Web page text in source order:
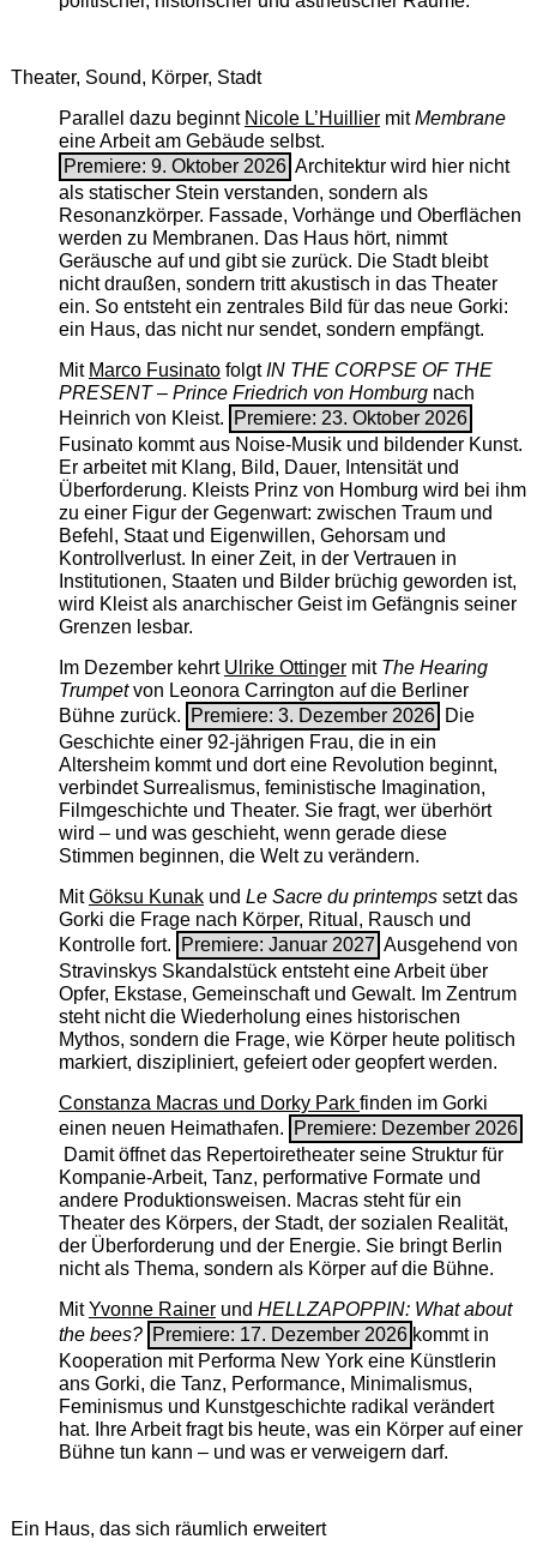
Theater, Sound, Körper, Stadt
Parallel dazu beginnt Nicole L’Huilliermit ­Membrane
eine Arbeit am Gebäude selbst.
Premiere: 9. Oktober 2026 Architektur wird hier nicht
als statischer Stein verstanden, sondern als
Resonanzkörper. Fassade, Vorhänge und Oberflächen
werden zu Membranen. Das Haus hört, nimmt
Geräusche auf und gibt sie zurück. Die Stadt bleibt
nicht draußen, sondern tritt akustisch in das Theater
ein. So entsteht ein zentrales Bild für das neue Gorki:
ein Haus, das nicht nur sendet, sondern empfängt.
Mit Marco FusinatofolgtIN THE CORPSE OF THE
PRESENT – Prince Friedrich von Homburgnach
Heinrich von Kleist.
Premiere: 23. Oktober 2026
Fusinato kommt aus Noise-Musik und bildender Kunst.
Er arbeitet mit Klang, Bild, Dauer, Intensität und
Überforderung. Kleists Prinz von Homburg wird bei ihm
zu einer Figur der Gegenwart: zwischen Traum und
Befehl, Staat und Eigenwillen, Gehorsam und
Kontrollverlust. In einer Zeit, in der Vertrauen in
Institutionen, Staaten und Bilder brüchig geworden ist,
wird Kleist als anarchischer Geist im Gefängnis seiner
Grenzen lesbar.
Im Dezember kehrt Ulrike Ottingermit The ­Hearing
Trumpetvon Leonora Carrington auf die Berliner
Bühne zurück.
Premiere: 3. Dezember 2026 Die
Geschichte einer 92-jährigen Frau, die in ein
Altersheim kommt und dort eine Revolution beginnt,
verbindet Surrealismus, feministische Imagination,
Filmgeschichte und Theater. Sie fragt, wer überhört
wird – und was geschieht, wenn gerade diese
Stimmen beginnen, die Welt zu verändern.
MitGöksu Kunakund Le Sacre du printempssetzt das
Gorki die Frage nach Körper, Ritual, Rausch und
Kontrolle fort.
Premiere: Januar 2027 Ausgehend von
Stravinskys Skandalstück entsteht eine Arbeit über
Opfer, Ekstase, Gemeinschaft und Gewalt. Im Zentrum
steht nicht die Wiederholung eines historischen
Mythos, sondern die Frage, wie Körper heute politisch
markiert, diszipliniert, gefeiert oder geopfert werden.
Constanza Macras und Dorky Park finden im Gorki
einen neuen Heimathafen.
Premiere: Dezember 2026
Damit öffnet das Repertoiretheater seine Struktur für
Kompanie-Arbeit, Tanz, performative Formate und
andere Produktionsweisen. Macras steht für ein
Theater des Körpers, der Stadt, der sozialen Realität,
der Überforderung und der Energie. Sie bringt Berlin
nicht als Thema, sondern als Körper auf die Bühne.
MitYvonne Rainerund HELLZAPOPPIN: What about
the bees? Premiere: 17. Dezember 2026 kommt in
Kooperation mit Performa New York eine Künstlerin
ans Gorki, die Tanz, Performance, Minimalismus,
Feminismus und Kunstgeschichte radikal verändert
hat. Ihre Arbeit fragt bis heute, was ein Körper auf einer
Bühne tun kann – und was er verweigern darf.
Ein Haus, das sich räumlich erweitert